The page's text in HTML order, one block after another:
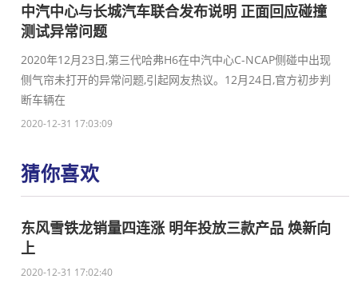
中汽中心与长城汽车联合发布说明 正面回应碰撞
测试异常问题
2020年12月23日,第三代哈弗H6在中汽中心C-NCAP侧碰中出现
侧气帘未打开的异常问题,引起网友热议。12月24日,官方初步判
断车辆在
2020-12-31 17:03:09
猜你喜欢
东风雪铁龙销量四连涨 明年投放三款产品 焕新向
上
2020-12-31 17:02:40